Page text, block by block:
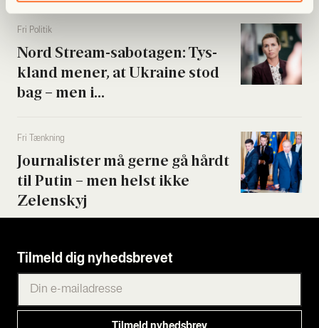
Fri Poli­tik
Nord Stream-sabo­ta­gen: Tys­
kland mener, at Ukrai­ne stod
bag – men i...
Fri Tænk­ning
Jour­na­li­ster må ger­ne gå hårdt
til Putin – men helst ikke
Zelen­skyj
Tilmeld dig nyhedsbrevet